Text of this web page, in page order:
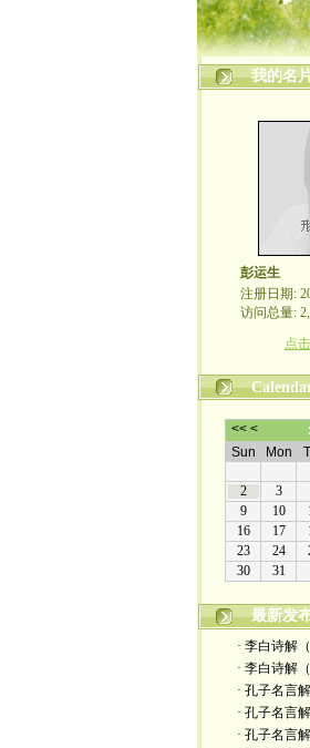
我的名
彭运生
注册日期:
访问总量:
点
最新发
· 李白诗解（
· 李白诗解（
· 孔子名言解
· 孔子名言解
· 孔子名言解